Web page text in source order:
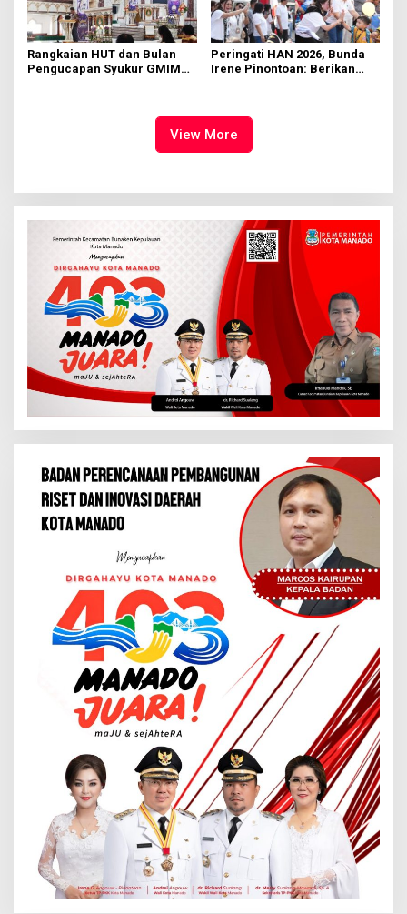
Rangkaian HUT dan Bulan
Pengucapan Syukur GMIM
Peringati HAN 2026, Bunda
Irene Pinontoan: Berikan
View More